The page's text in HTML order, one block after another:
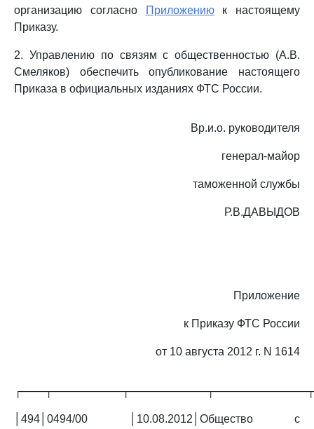
организацию согласно
Приложениюк настоящему
Приказу.
2. Управлению по связям с общественностью (А.В.
Смеляков) обеспечить опубликование настоящего
Приказа в официальных изданиях ФТС России.
Вр.и.о. руководителя
генерал-майор
таможенной службы
Р.В.ДАВЫДОВ
Приложение
к Приказу ФТС России
от 10 августа 2012 г. N 1614
│494│0494/00 │10.08.2012│Общество с